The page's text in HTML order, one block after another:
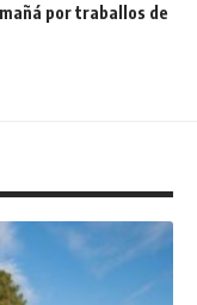
por traballos de